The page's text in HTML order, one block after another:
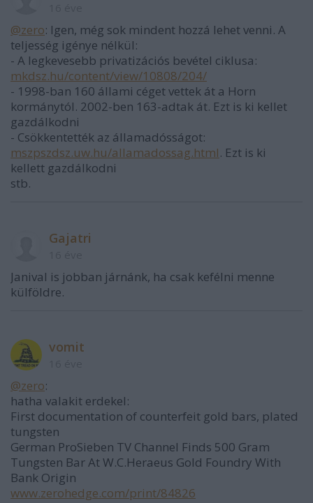
@zero: Igen, még sok mindent hozzá lehet venni. A
teljesség igénye nélkül:
- A legkevesebb privatizációs bevétel ciklusa:
mkdsz.hu/content/view/10808/204/
- 1998-ban 160 állami céget vettek át a Horn
kormánytól. 2002-ben 163-adtak át. Ezt is ki kellet
gazdálkodni
- Csökkentették az államadósságot:
mszpszdsz.uw.hu/allamadossag.html. Ezt is ki
kellett gazdálkodni
stb.
Gajatri
Janival is jobban járnánk, ha csak kefélni menne
külföldre.
vomit
@zero:
hatha valakit erdekel:
First documentation of counterfeit gold bars, plated
tungsten
German ProSieben TV Channel Finds 500 Gram
Tungsten Bar At W.C.Heraeus Gold Foundry With
Bank Origin
www.zerohedge.com/print/84826